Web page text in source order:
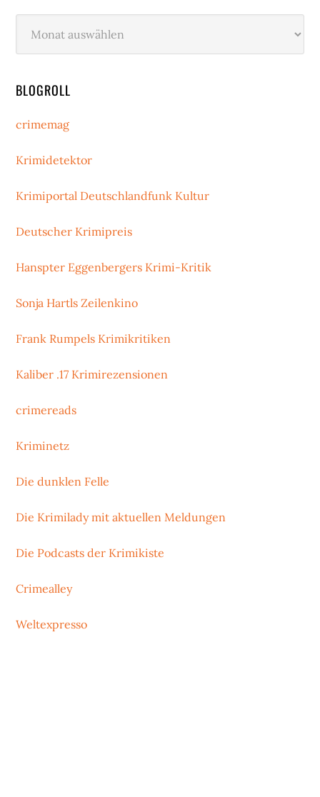
BLOGROLL
crimemag
Krimidetektor
Krimiportal Deutschlandfunk Kultur
Deutscher Krimipreis
Hanspter Eggenbergers Krimi-Kritik
Sonja Hartls Zeilenkino
Frank Rumpels Krimikritiken
Kaliber .17 Krimirezensionen
crimereads
Kriminetz
Die dunklen Felle
Die Krimilady mit aktuellen Meldungen
Die Podcasts der Krimikiste
Crimealley
Weltexpresso